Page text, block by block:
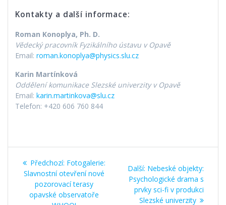
Kontakty a další informace:
Roman Konoplya, Ph. D.
Vědecký pracovník Fyzikálního ústavu v Opavě
Email: roman.konoplya@physics.slu.cz
Karin Martínková
Oddělení komunikace Slezské univerzity v Opavě
Email: karin.martinkova@slu.cz
Telefon: +420 606 760 844
Navigace
pro
příspěvek
Předchozí: Předchozí
příspěvek:
Fotogalerie:
Slavnostní otevření nové
pozorovací terasy
opavské observatoře
Další: Další
příspěvek:
Nebeské objekty:
Psychologické drama s
prvky sci-fi v produkci
Slezské univerzity